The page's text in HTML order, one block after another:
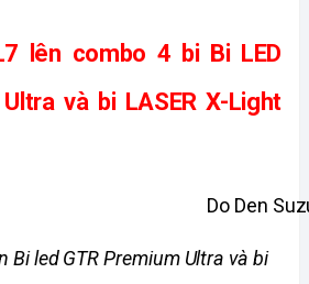
lên combo 4 bi Bi LED
và bi LASER X-Light
Bi led GTR Premium Ultra và bi